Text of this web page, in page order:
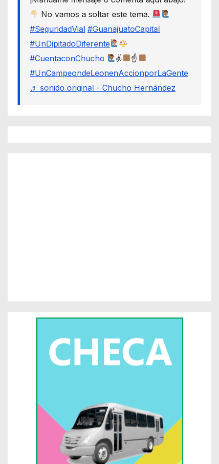
No vamos a soltar este tema.
#SeguridadVial #GuanajuatoCapital
#UnDipitadoDiferente
#CuentaconChucho
✌
☝
#UnCampeondeLeonenAccionporLaGente
♬ sonido original - Chucho Hernández